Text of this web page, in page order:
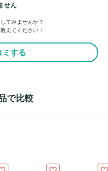
せん
てみませんか？
えてください！
ミする
で比較